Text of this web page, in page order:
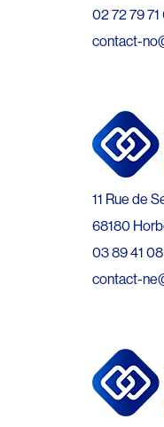
02 72 79
contact-
11 Rue de
68180
03 89 41
contact-